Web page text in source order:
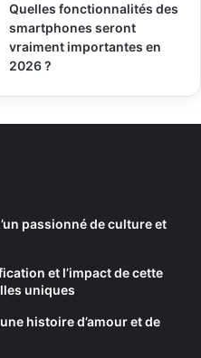
Quelles fonctionnalités des
smartphones seront
vraiment importantes en
2026 ?
passionné de culture et
et l’impact de cette
uniques
histoire d’amour et de